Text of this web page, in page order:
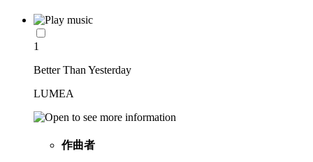
1
Better Than Yesterday
LUMEA
作曲者